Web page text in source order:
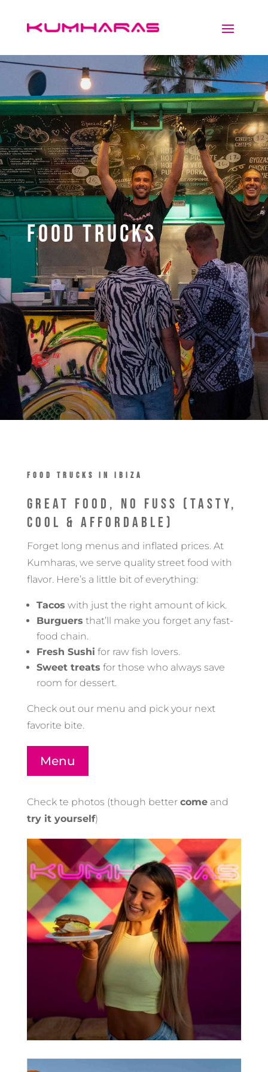
Food Trucks
FOOD TRUCKS IN IBIZA
Great food, no fuss (Tasty,
Cool & Affordable)
Forget long menus and inflated prices. At
Kumharas, we serve quality street food with
flavor. Here’s a little bit of everything:
Tacos with just the right amount of kick.
Burguers that’ll make you forget any fast-
food chain.
Fresh Sushi for raw fish lovers.
Sweet treats for those who always save
room for dessert.
Check out our menu and pick your next
favorite bite.
Menu
Check te photos (though better comeand
try it yourself)